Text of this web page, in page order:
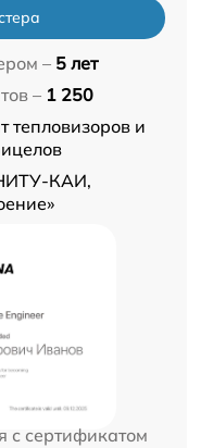
– 5 лет
– 1 250
тепловизоров и
КАИ,
с сертификатом